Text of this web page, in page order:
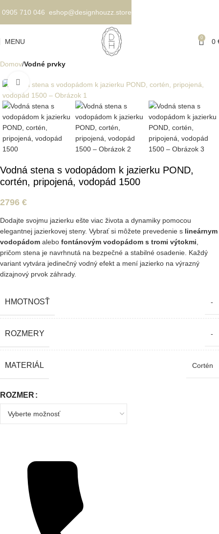
MENU 0 0
Domov Vodné prvky
Kliknite pre zväčšenie
Vodná stena s vodopádom k jazierku POND,
cortén, pripojená, vodopád 1500
2796 €
Dodajte svojmu jazierku ešte viac života a dynamiky pomocou
elegantnej jazierkovej steny. Vybrať si môžete prevedenie s lineárnym
vodopádom alebo fontánovým vodopádom s tromi výtokmi
pričom stena je navrhnutá na bezpečné a stabilné osadenie. Každý
variant vytvára jedinečný vodný efekt a mení jazierko na výrazný
dizajnový prvok záhrady.
HMOTNOSŤ -
ROZMERY -
MATERIÁL Cortén
ROZMER
0905 710 046 eshop@designhouzz.store